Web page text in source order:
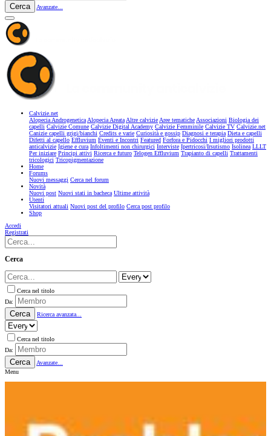
Cerca Avanzate...
Calvizie.net
Alopecia AndrogeneticaAlopecia AreataAltre calvizieAree tematicheAssociazioni Biologia dei
capelli Calvizie Comune Calvizie Digital Academy Calvizie Femminile Calvizie TV Calvizie.net
Canizie capelli grigi/bianchi Credits e varie Curiosità e gossip Diagnosi e terapia Dieta e capelli
Difetti al capello Effluvium Eventi e Incontri Featured Forfora e Pidocchi I migliori prodotti
anticalvizie Igiene e cura Infoltimenti non chirurgici Interviste Ipertricosi/Irsutismo Isolinea LLLT
Per iniziare Principi attivi Ricerca e futuro Telogen Effluvium Trapianto di capelli Trattamenti
tricologici Tricopigmentazione
Home
Forums
Nuovi messaggi Cerca nel forum
Novità
Nuovi post Nuovi stati in bacheca Ultime attività
Utenti
Visitatori attuali Nuovi post del profilo Cerca post profilo
Shop
Accedi
Registrati
Cerca
Cerca nel titolo
Da:
Cerca Ricerca avanzata...
Cerca nel titolo
Da:
Cerca
Avanzate...
Menu